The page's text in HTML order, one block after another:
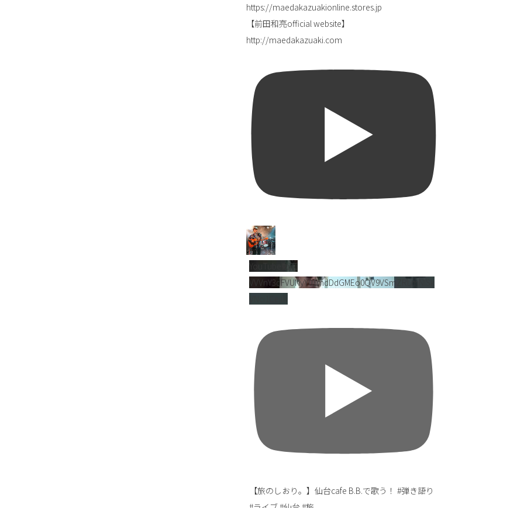
https://maedakazuakionline.stores.jp
【前田和亮official website】
http://maedakazuaki.com
YouTube動画
VVVnY3dFVUNyY01mdDdGMEo0QV9VSmZRLmNlSk
【旅のしおり。】仙台cafe B.B.で歌う！ #弾き語り